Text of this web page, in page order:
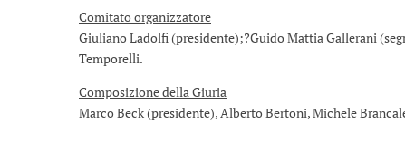
Comitato organizzatore
Giuliano Ladolfi (presidente);?Guido Mattia Gallerani
Temporelli.
Composizione della Giuria
Marco Beck (presidente), Alberto Bertoni, Michele